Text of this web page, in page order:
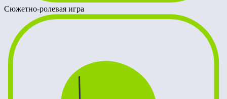
Сюжетно-ролевая игра